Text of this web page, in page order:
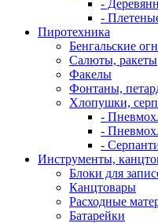
-
-
Пиротехника
Бенгальские
Салюты, ракеты
Факелы
Фонтаны,
Хлопушки,
-
-
-
Инструменты,
Блоки для
Канцтовары
Расходные
Батарейки